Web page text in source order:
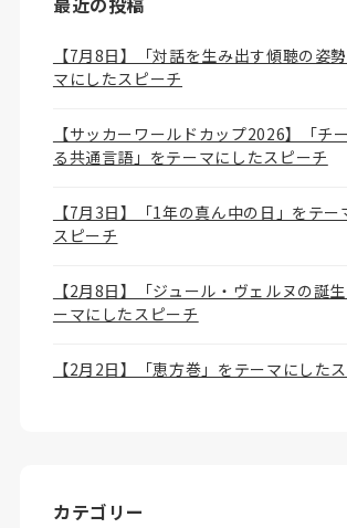
【7月8日】「対話を生み出す傾聴の姿
マにしたスピーチ
【サッカーワールドカップ2026】「チ
る共通言語」をテーマにしたスピーチ
【7月3日】「1年の真ん中の日」をテー
スピーチ
【2月8日】「ジュール・ヴェルヌの誕
ーマにしたスピーチ
【2月2日】「恵方巻」をテーマにした
カテゴリー